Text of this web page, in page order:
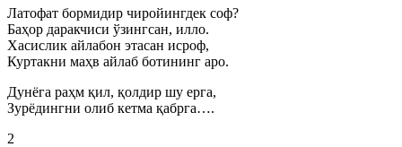
Латофат бормидир чиройингдек соф?
Баҳор даракчиси ўзингсан, илло.
Хасислик айлабон этасан исроф,
Куртакни маҳв айлаб ботининг аро.
Дунёга раҳм қил, қолдир шу ерга,
Зурёдингни олиб кетма қабрга….
2